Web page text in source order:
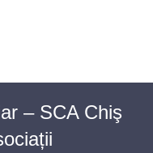
– SCA Chiş